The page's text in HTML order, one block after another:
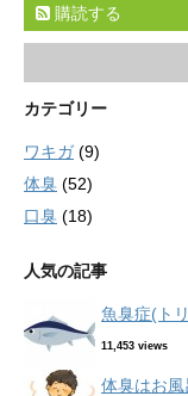
購読する
カテゴリー
ワキガ(9)
体臭 (52)
口臭 (18)
人気の記事
魚臭症(ト
11,453 views
体臭はお風